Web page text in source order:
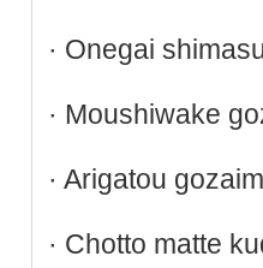
· Onegai
· Moushiwake
· Arigatou
· Chotto matte